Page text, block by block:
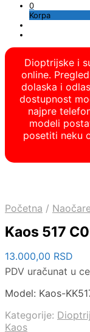
0
Korpa
Dioptrijske i
online.
dolaska i
dostupnost
najpre
modeli
posetiti neku
Početna /
Kaos 517
13.000,00 RSD
PDV uračunat u
Model: Kaos-
Kategorije:
Kaos